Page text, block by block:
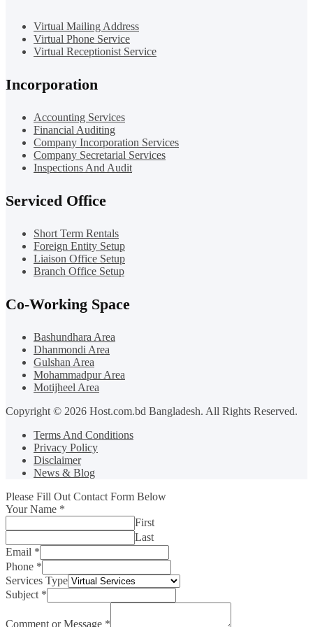
Virtual Mailing Address
Virtual Phone Service
Virtual Receptionist Service
Incorporation
Accounting Services
Financial Auditing
Company Incorporation Services
Company Secretarial Services
Inspections And Audit
Serviced Office
Short Term Rentals
Foreign Entity Setup
Liaison Office Setup
Branch Office Setup
Co-Working Space
Bashundhara Area
Dhanmondi Area
Gulshan Area
Mohammadpur Area
Motijheel Area
Copyright © 2026 Host.com.bd Bangladesh. All Rights Reserved.
Terms And Conditions
Privacy Policy
Disclaimer
News & Blog
Please Fill Out Contact Form Below
Your Name *
First
Last
Email *
Phone *
Services Type
Subject *
Comment or Message *